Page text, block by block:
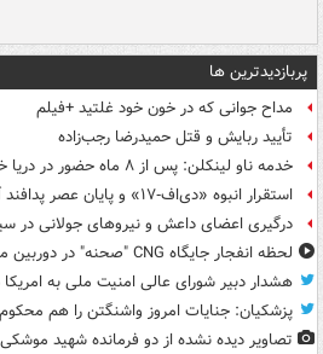
پربازدیدترین ها
مداح جوانی که در خون خود غلتید +فیلم
تأیید ربایش و قتل حمیدرضا رجب‌زاده
خدمه ناو لینکلن: پس از ۸ ماه حضور در دریا خسته و درمانده‌ شدیم
استقرار انبوه «دی‌اف‑۱۷» و پایان عصر پدافند آمریکا +عکس
درگیری اعضای داعش و نیروهای جولانی در
لحظه انفجار جایگاه CNG "صحنه" در دوربین مداربسته
هشدار دبیر شورای عالی امنیت ملی به امریکا
پزشکیان: جنایات امروز واشنگتن را هم
تصاویر دیده‌ نشده از دو فرمانده شهید موشکی